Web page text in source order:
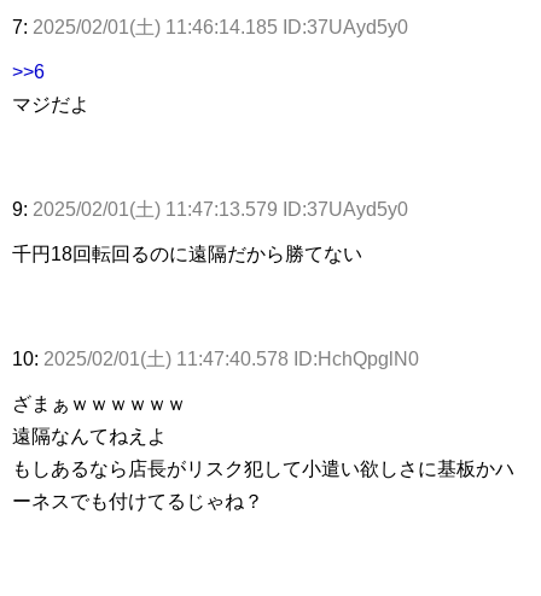
7: 2025/02/01(土) 11:46:14.185 ID:37UAyd5y0
>>6
マジだよ
9: 2025/02/01(土) 11:47:13.579 ID:37UAyd5y0
千円18回転回るのに遠隔だから勝てない
10: 2025/02/01(土) 11:47:40.578 ID:HchQpglN0
ざまぁｗｗｗｗｗｗ
遠隔なんてねえよ
もしあるなら店長がリスク犯して小遣い欲しさに基板かハ
ーネスでも付けてるじゃね？